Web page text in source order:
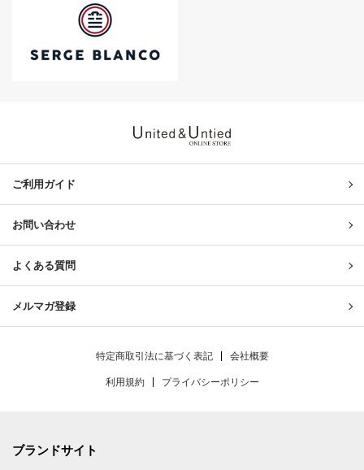
ご利用ガイド
お問い合わせ
よくある質問
メルマガ登録
特定商取引法に基づく表記 会社概要
利用規約 プライバシーポリシー
ブランドサイト